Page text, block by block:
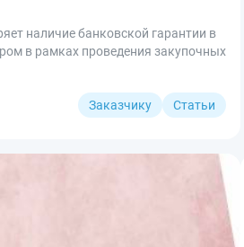
наличие банковской гарантии в
в рамках проведения закупочных
Заказчику Статьи